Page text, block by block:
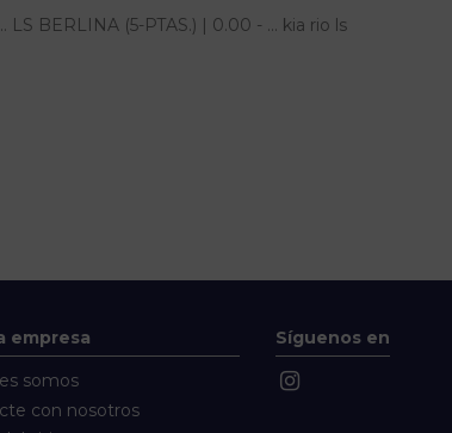
BERLINA (5-PTAS.) | 0.00 - ... kia rio ls
empresa
somos
con nosotros
Síguenos en